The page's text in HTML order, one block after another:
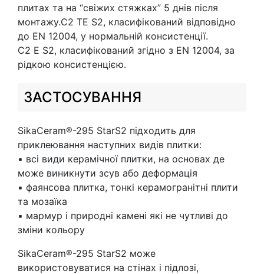
плитах та на “свіжих стяжках” 5 днів після
монтажу.C2 TE S2, класифікований відповідно
до EN 12004, у нормальній консистенції.
C2 E S2, класифікований згідно з EN 12004, за
рідкою консистенцією.
ЗАСТОСУВАННЯ
SikaCeram®-295 StarS2 підходить для
приклеювання наступних видів плитки:
▪ всі види керамічної плитки, на основах де
може виникнути зсув або деформація
▪ фаянсова плитка, тонкі керамогранітні плити
та мозаїка
▪ мармур і природні камені які не чутливі до
зміни кольору
SikaCeram®-295 StarS2 може
використовуватися на стінах і підлозі,